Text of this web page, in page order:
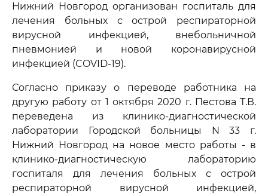
Нижний Новгород организован госпиталь для
лечения больных с острой респираторной
вирусной инфекцией, внебольничной
пневмонией и новой коронавирусной
инфекцией (COVID-19).
Согласно приказу о переводе работника на
другую работу от 1 октября 2020 г. Пестова Т.В.
переведена из клинико-диагностической
лаборатории Городской больницы N 33 г.
Нижний Новгород на новое место работы - в
клинико-диагностическую лабораторию
госпиталя для лечения больных с острой
респираторной вирусной инфекцией,